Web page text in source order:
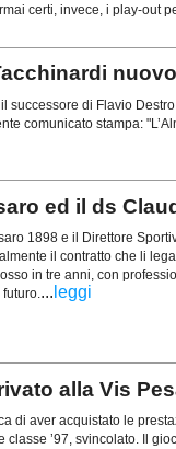
certi, invece, i play-out
successore di Flavio
comunicato stampa:
ed il ds
1898 e il Direttore
il contratto che li
in tre anni, con
futuro.... leggi
alla Vis
di aver acquistato le
classe ’97, svincolato. Il